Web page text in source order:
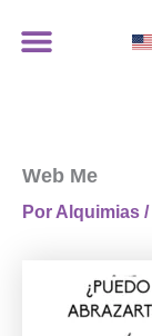
Web Me
Por Alquimias /